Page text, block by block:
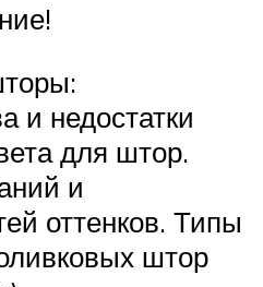
и недостатки
для штор.
и
оттенков. Типы
штор